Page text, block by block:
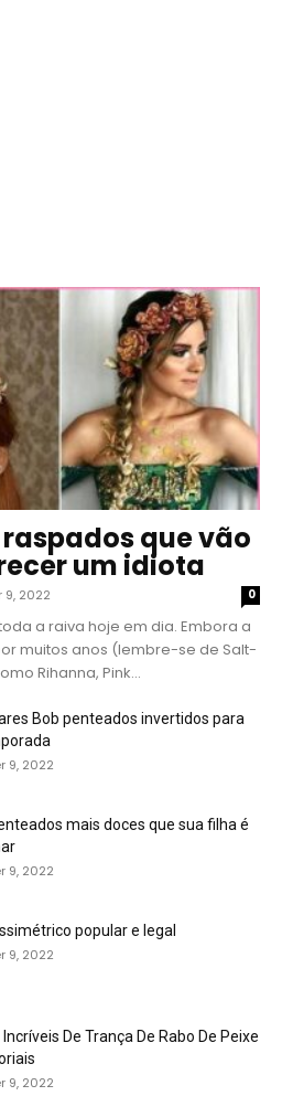
que vão
um idiota
9, 2022 0
a raiva hoje em dia. Embora a
muitos anos (lembre-se de Salt-
Rihanna, Pink...
Bob penteados invertidos para
9, 2022
mais doces que sua filha é
9, 2022
popular e legal
9, 2022
De Trança De Rabo De Peixe
9, 2022